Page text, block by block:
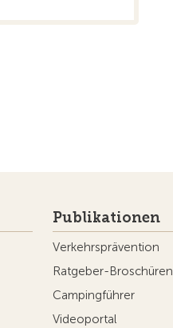
Publikationen
Verkehrsprävention
Ratgeber-Broschüren
Campingführer
Videoportal